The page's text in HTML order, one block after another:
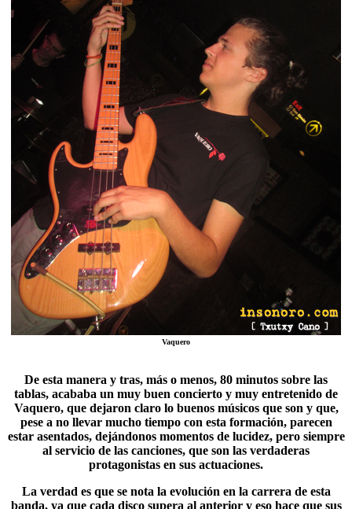
Vaquero
De esta manera y tras, más o menos, 80 minutos sobre las
tablas, acababa un muy buen concierto y muy entretenido de
Vaquero, que dejaron claro lo buenos músicos que son y que,
pese a no llevar mucho tiempo con esta formación, parecen
estar asentados, dejándonos momentos de lucidez, pero siempre
al servicio de las canciones, que son las verdaderas
protagonistas en sus actuaciones.
La verdad es que se nota la evolución en la carrera de esta
banda, ya que cada disco supera al anterior y eso hace que sus